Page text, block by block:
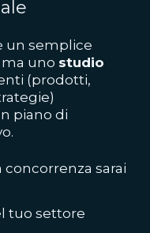
un semplice
uno studio
(prodotti,
piano di
sarai
tuo settore